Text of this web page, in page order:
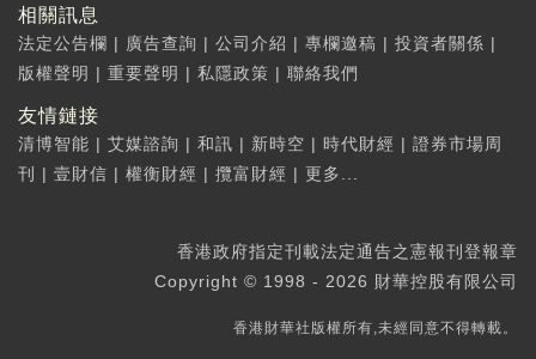
相關訊息
法定公告欄 | 廣告查詢 | 公司介紹 | 專欄邀稿 | 投資者關係 |
版權聲明 | 重要聲明 | 私隱政策 | 聯絡我們
友情鏈接
清博智能 | 艾媒諮詢 | 和訊 | 新時空 | 時代財經 | 證券市場周
刊
| 壹財信 | 權衡財經 | 攬富財經 | 更多...
香港政府指定刊載法定通告之憲報刊登報章
Copyright © 1998 - 2026 財華控股有限公司
香港財華社版權所有,未經同意不得轉載。